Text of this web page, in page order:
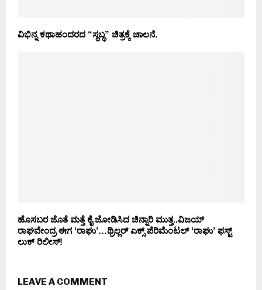
ವಿಭಿನ್ನ ಕಥಾಹಂದರದ “ಸ್ಥಬ್ಧ” ಚಿತ್ರಕ್ಕೆ ಚಾಲನೆ.
ಹೊಸಬರ ಜೊತೆ ಮತ್ತೆ ಕೈ ಜೋಡಿಸಿದ ಚಿನ್ನಾರಿ ಮುತ್ತ..ವಿಜಯ್
ರಾಘವೇಂದ್ರ ಈಗ ‘ರಾಘು’…ಥ್ರಿಲ್ಲರ್ ಎಕ್ಸ್ ಪೆರಿಮೆಂಟಲ್ ‘ರಾಘು’ ಫಸ್ಟ್
ಲುಕ್ ರಿಲೀಸ್!
LEAVE A COMMENT